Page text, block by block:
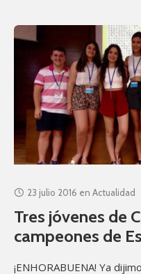
23 julio 2016 en Actualidad
Tres jóvenes de
campeones de
¡ENHORABUENA! Ya